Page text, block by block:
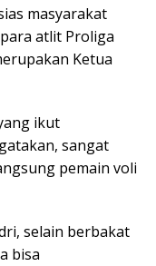
masyarakat
atlit Proliga
Ketua
ikut
sangat
pemain voli
selain berbakat
bisa